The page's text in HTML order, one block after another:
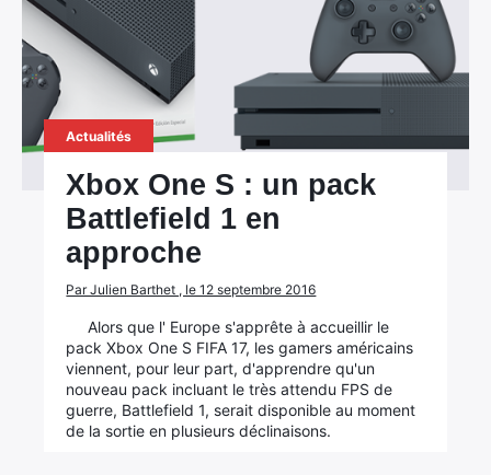
Actualités
Xbox One S : un pack
Battlefield 1 en
approche
Par Julien Barthet , le 12 septembre 2016
Alors que l' Europe s'apprête à accueillir le
pack Xbox One S FIFA 17, les gamers américains
viennent, pour leur part, d'apprendre qu'un
nouveau pack incluant le très attendu FPS de
guerre, Battlefield 1, serait disponible au moment
de la sortie en plusieurs déclinaisons.
×
Rechercher